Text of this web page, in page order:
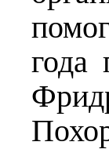
года